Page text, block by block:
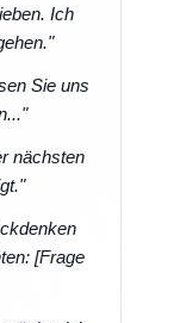
Ich
Sie uns
nächsten
[Frage